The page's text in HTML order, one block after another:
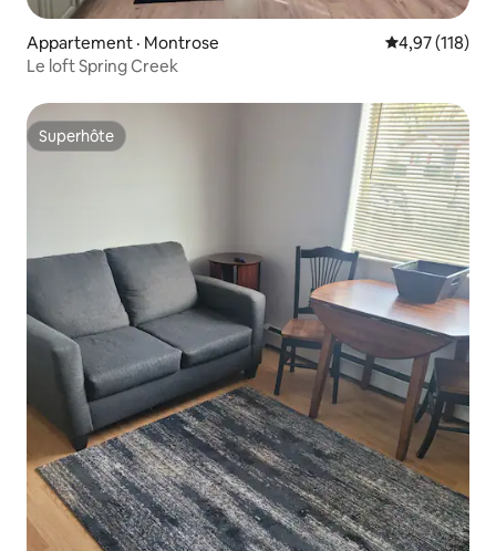
Appartement · Montrose Note
4,97 (118)
Le loft Spring Creek
Superhôte
Superhôte